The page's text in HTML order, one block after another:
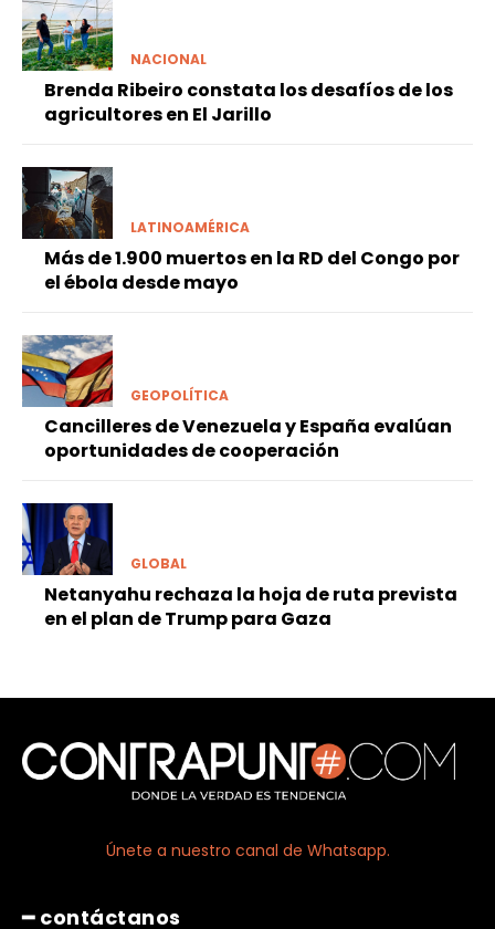
NACIONAL
Brenda Ribeiro constata los desafíos de los
agricultores en El Jarillo
LATINOAMÉRICA
Más de 1.900 muertos en la RD del Congo por
el ébola desde mayo
GEOPOLÍTICA
Cancilleres de Venezuela y España evalúan
oportunidades de cooperación
GLOBAL
Netanyahu rechaza la hoja de ruta prevista
en el plan de Trump para Gaza
Únete a nuestro canal de Whatsapp.
━ contáctanos